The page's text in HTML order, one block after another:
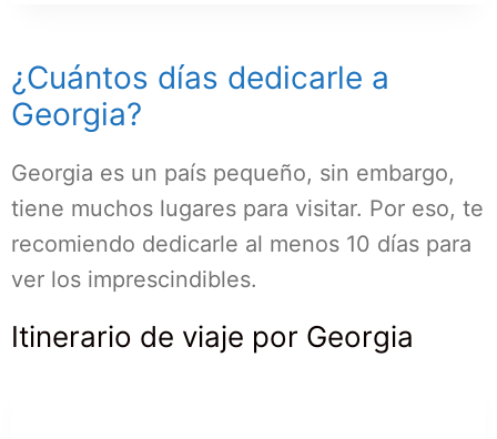
¿Cuántos días dedicarle a
Georgia?
Georgia es un país pequeño, sin embargo,
tiene muchos lugares para visitar. Por eso, te
recomiendo dedicarle al menos 10 días para
ver los imprescindibles.
Itinerario de viaje por Georgia